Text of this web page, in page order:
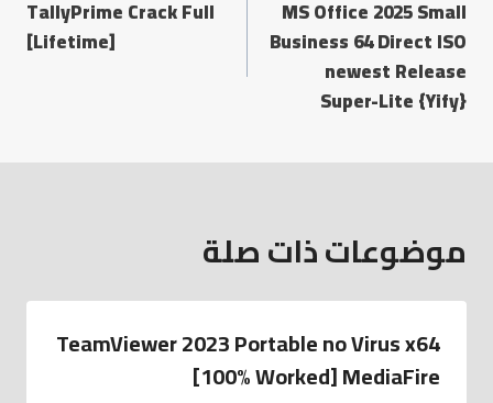
MS Office 2025 Small
Business 64 Direct ISO
newest Release
Super-Lite {Yify}
TallyPrime Crack Full
[Lifetime]
موضوعات ذات صلة
TeamViewer 2023 Portable no Virus x64
[100% Worked] MediaFire